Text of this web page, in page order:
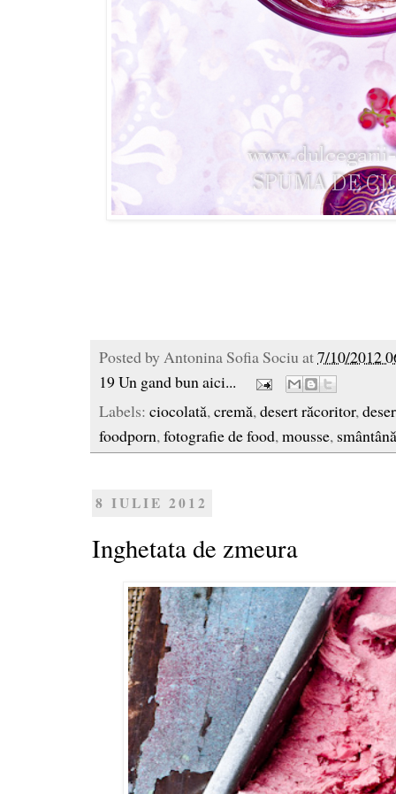
Posted by Antonina Sofia Sociu at7/10/2012
19 Un gand bun aici...
Labels: ciocolată,cremă,desert răcoritor,
foodporn,fotografie de food,mousse, smântână
8 IULIE 2012
Inghetata de zmeura